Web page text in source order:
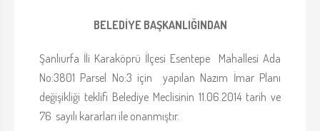
BELEDİYE BAŞKANLIĞINDAN
Şanlıurfa İli Karaköprü İlçesi Esentepe Mahallesi Ada
No:3801 Parsel No:3 için yapılan Nazım İmar Planı
değişikliği teklifi Belediye Meclisinin 11.06.2014 tarih ve
76 sayılı kararları ile onanmıştır.